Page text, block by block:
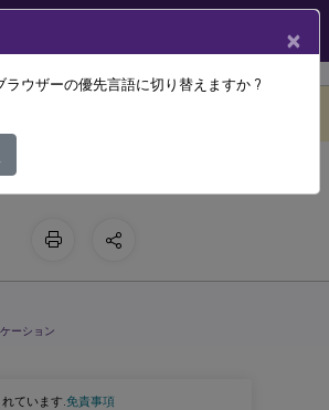
Profile Management 2303
ています.免責事項
とCitrix Virtual
ーション
×
ウザーの優先言語に切り替えますか ?